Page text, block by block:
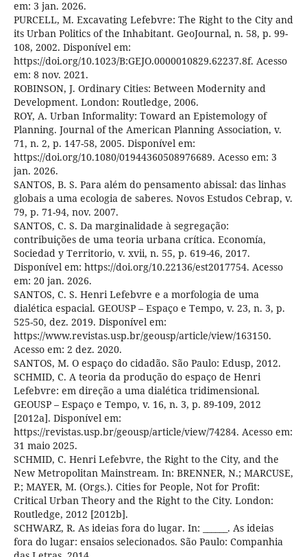
em: 3 jan. 2026.
PURCELL, M. Excavating Lefebvre: The Right to the City and
its Urban Politics of the Inhabitant. GeoJournal, n. 58, p. 99-
108, 2002. Disponível em:
https://doi.org/10.1023/B:GEJO.0000010829.62237.8f. Acesso
em: 8 nov. 2021.
ROBINSON, J. Ordinary Cities: Between Modernity and
Development. London: Routledge, 2006.
ROY, A. Urban Informality: Toward an Epistemology of
Planning. Journal of the American Planning Association, v.
71, n. 2, p. 147-58, 2005. Disponível em:
https://doi.org/10.1080/01944360508976689. Acesso em: 3
jan. 2026.
SANTOS, B. S. Para além do pensamento abissal: das linhas
globais a uma ecologia de saberes. Novos Estudos Cebrap, v.
79, p. 71-94, nov. 2007.
SANTOS, C. S. Da marginalidade à segregação:
contribuições de uma teoria urbana crítica. Economía,
Sociedad y Territorio, v. xvii, n. 55, p. 619-46, 2017.
Disponível em: https://doi.org/10.22136/est2017754. Acesso
em: 20 jan. 2026.
SANTOS, C. S. Henri Lefebvre e a morfologia de uma
dialética espacial. GEOUSP – Espaço e Tempo, v. 23, n. 3, p.
525-50, dez. 2019. Disponível em:
https://www.revistas.usp.br/geousp/article/view/163150.
Acesso em: 2 dez. 2020.
SANTOS, M. O espaço do cidadão. São Paulo: Edusp, 2012.
SCHMID, C. A teoria da produção do espaço de Henri
Lefebvre: em direção a uma dialética tridimensional.
GEOUSP – Espaço e Tempo, v. 16, n. 3, p. 89-109, 2012
[2012a]. Disponível em:
https://revistas.usp.br/geousp/article/view/74284. Acesso em:
31 maio 2025.
SCHMID, C. Henri Lefebvre, the Right to the City, and the
New Metropolitan Mainstream. In: BRENNER, N.; MARCUSE,
P.; MAYER, M. (Orgs.). Cities for People, Not for Profit:
Critical Urban Theory and the Right to the City. London:
Routledge, 2012 [2012b].
SCHWARZ, R. As ideias fora do lugar. In: ______. As ideias
fora do lugar: ensaios selecionados. São Paulo: Companhia